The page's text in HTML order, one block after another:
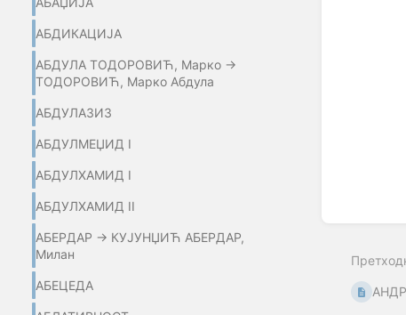
АБДИКАЦИЈА
АБДУЛА ТОДОРОВИЋ, Марко →
ТОДОРОВИЋ, Марко Абдула
АБДУЛАЗИЗ
АБДУЛМЕЏИД I
АБДУЛХАМИД I
АБДУЛХАМИД II
АБЕРДАР → КУЈУНЏИЋ АБЕРДАР,
Милан
АБЕЦЕДА